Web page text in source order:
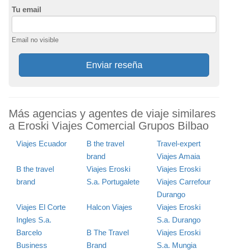
Tu email
Email no visible
Enviar reseña
Más agencias y agentes de viaje similares
a Eroski Viajes Comercial Grupos Bilbao
Viajes Ecuador
B the travel
brand
Travel-expert
Viajes Amaia
B the travel
brand
Viajes Eroski
S.a. Portugalete
Viajes Eroski
Viajes Carrefour
Durango
Viajes El Corte
Ingles S.a.
Halcon Viajes
Viajes Eroski
S.a. Durango
Barcelo
Business
B The Travel
Brand
Viajes Eroski
S.a. Mungia